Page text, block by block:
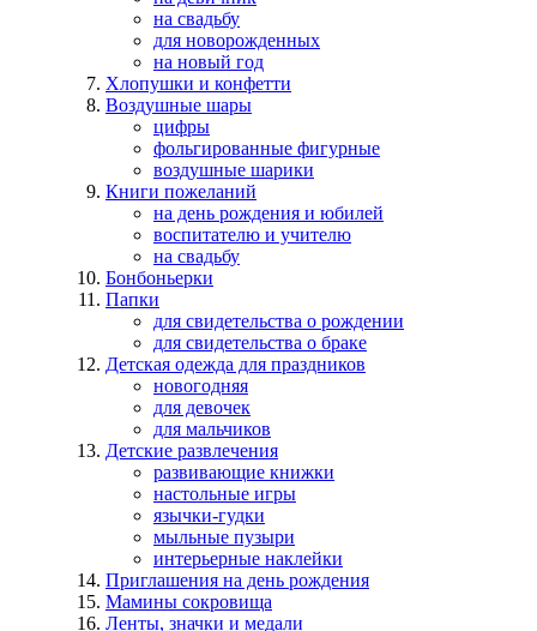
на свадьбу
для новорожденных
на новый год
Хлопушки и конфетти
Воздушные шары
цифры
фольгированные фигурные
воздушные шарики
Книги пожеланий
на день рождения и юбилей
воспитателю и учителю
на свадьбу
Бонбоньерки
Папки
для свидетельства о рождении
для свидетельства о браке
Детская одежда для праздников
новогодняя
для девочек
для мальчиков
Детские развлечения
развивающие книжки
настольные игры
язычки-гудки
мыльные пузыри
интерьерные наклейки
Приглашения на день рождения
Мамины сокровища
Ленты, значки и медали